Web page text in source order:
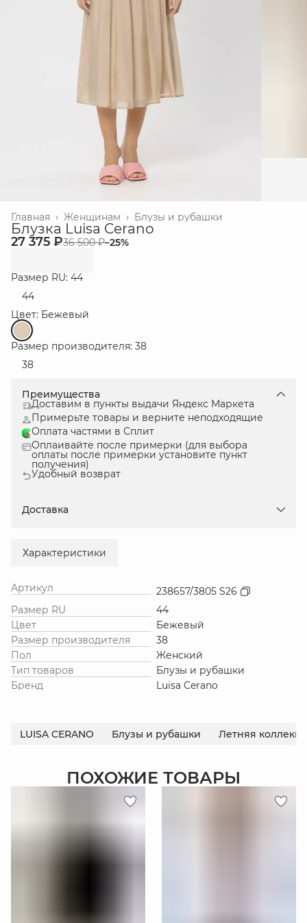
Блузы и рубашки
Женщинам ›
Главная ›
Блузка Luisa Cerano
27 375 ₽36 500 ₽−25%
Размер RU: 44
44
Цвет: Бежевый
Размер производителя: 38
38
Преимущества
Доставим в пункты выдачи Яндекс Маркета
Примерьте товары и верните неподходящие
Оплата частями в Сплит
Оплаивайте после примерки (для выбора
оплаты после примерки установите пункт
получения)
Удобный возврат
Доставка
Характеристики
Артикул
238657/3805 S26
Размер RU
44
Цвет
Бежевый
Размер производителя
38
Пол
Женский
Тип товаров
Блузы и рубашки
Бренд
Luisa Cerano
LUISA CERANO Блузы и рубашки Летняя
ПОХОЖИЕ ТОВАРЫ